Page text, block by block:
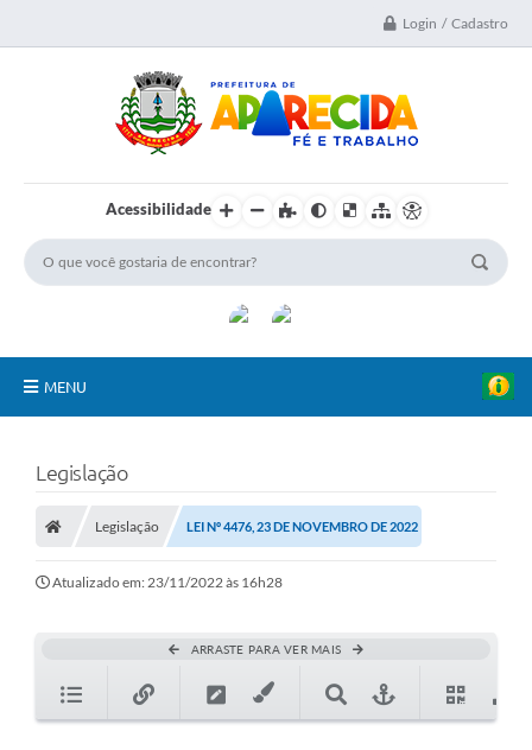
Login / Cadastro
Acessibilidade
MENU
Secretarias
Transparência
Turismo
Coronavírus
Legislação
Legislação LEI Nº 4476, 23 DE NOVEMBRO DE 2022
Atualizado em: 23/11/2022 às 16h28
ARRASTE PARA VER MAIS